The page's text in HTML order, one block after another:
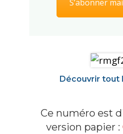
S’abonner
Découvrir tout
Ce numéro est
version papier :